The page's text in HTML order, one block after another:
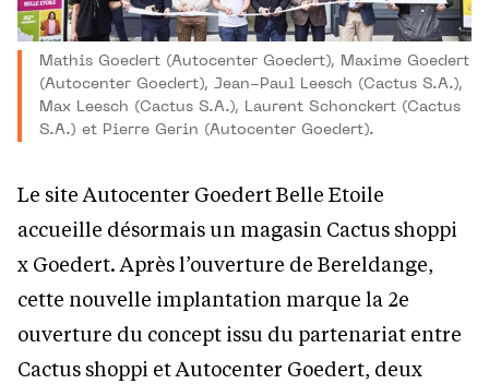
Mathis Goedert (Autocenter Goedert), Maxime Goedert
(Autocenter Goedert), Jean-Paul Leesch (Cactus S.A.),
Max Leesch (Cactus S.A.), Laurent Schonckert (Cactus
S.A.) et Pierre Gerin (Autocenter Goedert).
Le site Autocenter Goedert Belle Etoile
accueille désormais un magasin Cactus shoppi
x Goedert. Après l’ouverture de Bereldange,
cette nouvelle implantation marque la 2e
ouverture du concept issu du partenariat entre
Cactus shoppi et Autocenter Goedert, deux